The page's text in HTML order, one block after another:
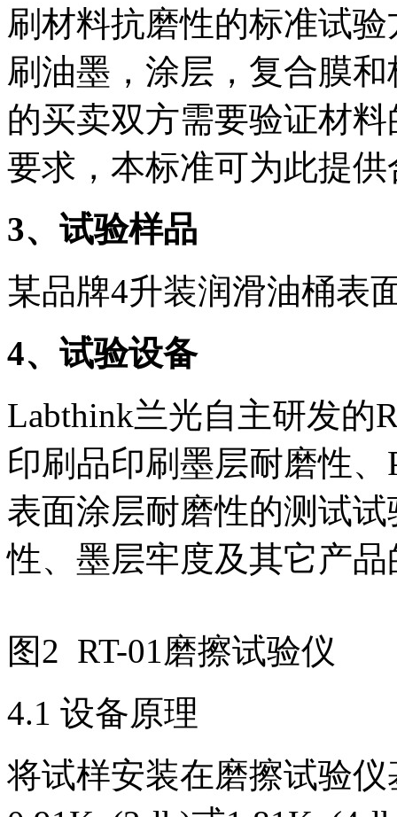
刷材料抗磨性的标准试
刷油墨，涂层，复合膜
的买卖双方需要验证材
要求，本标准可为此提
3、试验样品
某品牌4升装润滑油桶表
4、试验设备
Labthink兰光自主研发的
印刷品印刷墨层耐磨性
表面涂层耐磨性的测试
性、墨层牢度及其它产
图2 RT-01磨擦试验仪
4.1 设备原理
将试样安装在磨擦试验